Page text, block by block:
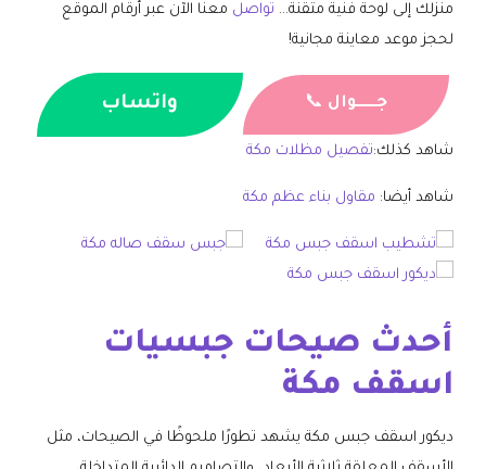
منزلك إلى لوحة فنية متقنة… تواصل معنا الآن عبر أرقام الموقع
لحجز موعد معاينة مجانية!
جــــــوال 📞 واتساب
شاهد كذلك:تفصيل مظلات مكة
شاهد أيضا: مقاول بناء عظم مكة
أحدث صيحات جبسيات
اسقف مكة
ديكور اسقف جبس مكة يشهد تطورًا ملحوظًا في الصيحات، مثل